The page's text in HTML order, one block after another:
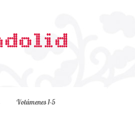
Volúmenes 1-5